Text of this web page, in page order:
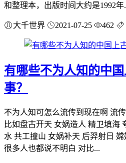
和整理本，出版时间大约是1992年
大千世界 2021-07-25 462
有哪些不为人知的中
事？
不为人知可怎么流传到现在啊 流
比如盘古开天 女娲造人 精卫填海
水 共工撞山 女娲补天 后羿射日
很多人也都说不明白 对比...